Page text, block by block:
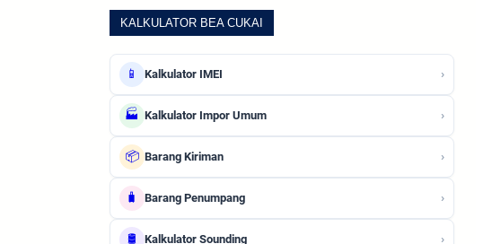
KALKULATOR BEA CUKAI
📱 Kalkulator IMEI ›
🏭 Kalkulator Impor Umum ›
📦 Barang Kiriman ›
🧳 Barang Penumpang ›
🛢️ Kalkulator Sounding ›